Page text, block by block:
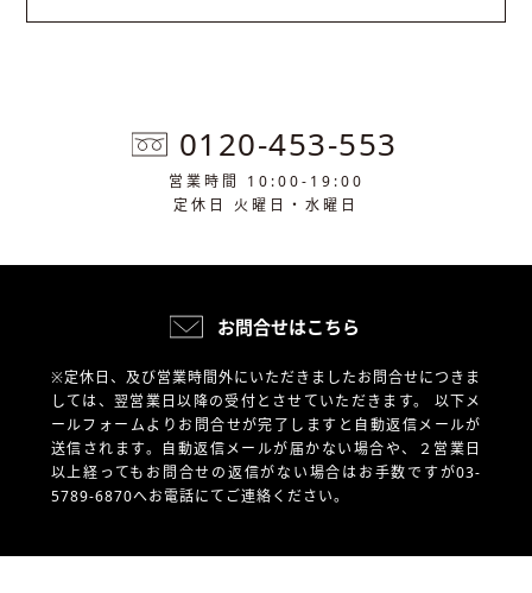
0120-453-553
営業時間 10:00-19:00
定休日 火曜日・水曜日
お問合せはこちら
※定休日、及び営業時間外にいただきましたお問合せにつきま
しては、翌営業日以降の受付とさせていただきます。 以下メ
ールフォームよりお問合せが完了しますと自動返信メールが
送信されます。自動返信メールが届かない場合や、
２営業日
以上経ってもお問合せの返信がない場合はお手数ですが03-
5789-6870へお電話にてご連絡ください。